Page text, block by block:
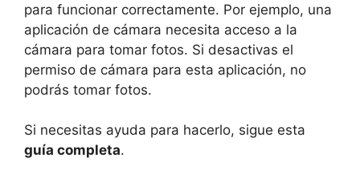
para funcionar correctamente. Por ejemplo, una
aplicación de cámara necesita acceso a la
cámara para tomar fotos. Si desactivas el
permiso de cámara para esta aplicación, no
podrás tomar fotos.
Si necesitas ayuda para hacerlo, sigue esta
guía completa.